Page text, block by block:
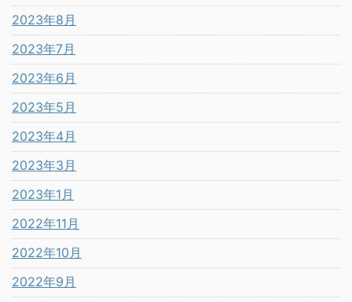
2023年8月
2023年7月
2023年6月
2023年5月
2023年4月
2023年3月
2023年1月
2022年11月
2022年10月
2022年9月